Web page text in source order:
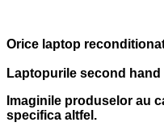
Orice laptop
Laptopurile second
Imaginile produselor au
specifica altfel.